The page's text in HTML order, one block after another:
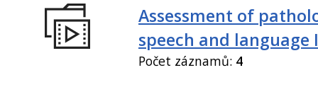
Assessment of
speech and language I
Počet záznamů: 4